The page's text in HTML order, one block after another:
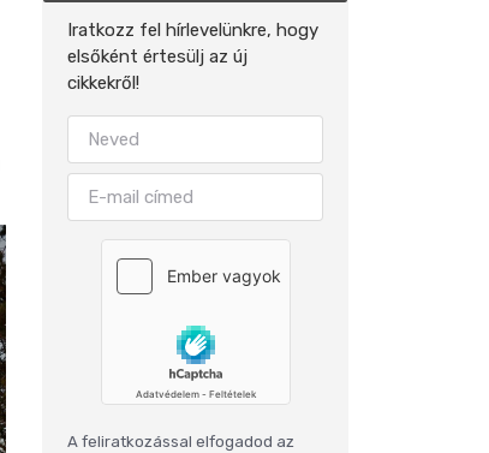
Iratkozz fel hírlevelünkre, hogy
elsőként értesülj az új
cikkekről!
A feliratkozással elfogadod az